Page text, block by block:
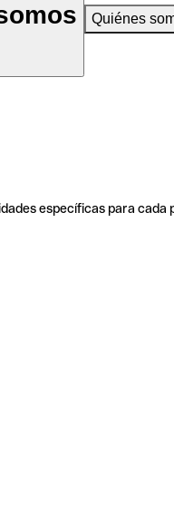
Quiénes
específicas para cada